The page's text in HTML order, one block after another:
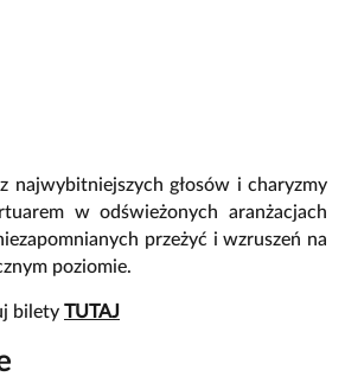
z najwybitniejszych głosów i charyzmy
w odświeżonych aranżacjach
przeżyć i wzruszeń na
poziomie.
bilety TUTAJ